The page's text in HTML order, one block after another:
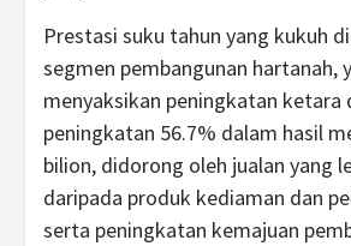
Prestasi suku tahun yang kukuh
segmen pembangunan hartanah,
menyaksikan peningkatan ketara
peningkatan 56.7% dalam hasil
bilion, didorong oleh jualan yang
daripada produk kediaman dan
serta peningkatan kemajuan